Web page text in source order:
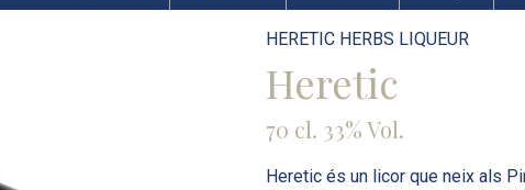
HERETIC HERBS LIQUEUR
Heretic
70 cl. 33% Vol.
Heretic és un licor que neix als